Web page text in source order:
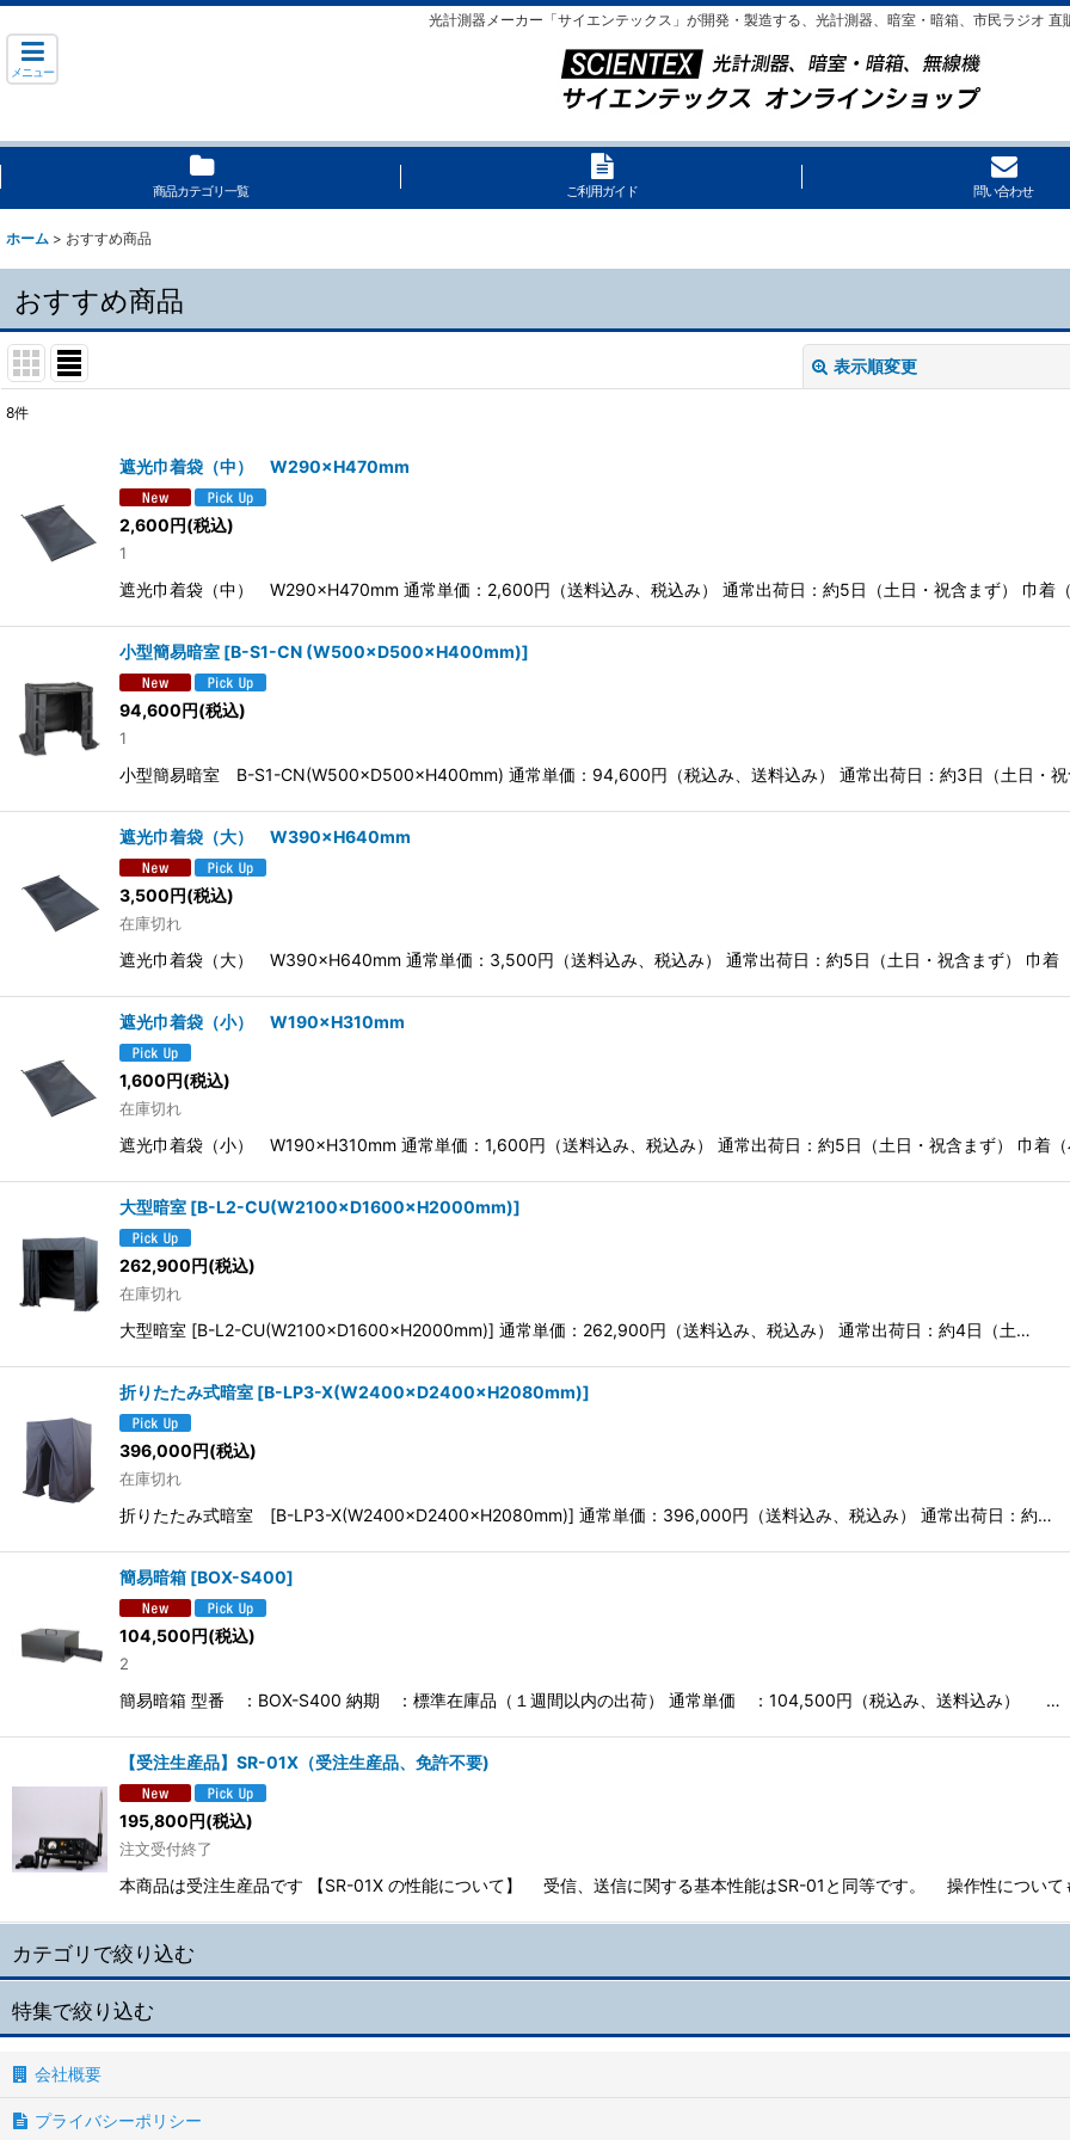
光計測器メーカー「サイエンテックス」が開発・製造する、光計測器、暗室・暗箱、市民ラジオ 直
メニュー
商品カテゴリ一覧 ご利用ガイド 問い合わせ
ホーム > おすすめ商品
おすすめ商品
表示順変更
並び順
8件
遮光巾着袋（中） W290×H470mm
2,600円(税込)
1
遮光巾着袋（中） W290×H470mm 通常単価：2,600円（送料込み、税込み） 通常出荷日：約5日（土日・祝含まず） 巾着
小型簡易暗室 [B-S1-CN (W500×D500×H400mm)]
94,600円(税込)
1
小型簡易暗室 B-S1-CN(W500×D500×H400mm) 通常単価：94,600円（税込み、送料込み） 通常出荷日：約3日（土日・
遮光巾着袋（大） W390×H640mm
3,500円(税込)
在庫切れ
遮光巾着袋（大） W390×H640mm 通常単価：3,500円（送料込み、税込み） 通常出荷日：約5日（土日・祝含まず） 巾着
遮光巾着袋（小） W190×H310mm
1,600円(税込)
在庫切れ
遮光巾着袋（小） W190×H310mm 通常単価：1,600円（送料込み、税込み） 通常出荷日：約5日（土日・祝含まず） 巾着
大型暗室 [B-L2-CU(W2100×D1600×H2000mm)]
262,900円(税込)
在庫切れ
大型暗室 [B-L2-CU(W2100×D1600×H2000mm)] 通常単価：262,900円（送料込み、税込み） 通常出荷日：約4日（土…
折りたたみ式暗室 [B-LP3-X(W2400×D2400×H2080mm)]
396,000円(税込)
在庫切れ
折りたたみ式暗室 [B-LP3-X(W2400×D2400×H2080mm)] 通常単価：396,000円（送料込み、税込み） 通常出荷日：約…
簡易暗箱 [BOX-S400]
104,500円(税込)
2
簡易暗箱 型番 ：BOX-S400 納期 ：標準在庫品（１週間以内の出荷） 通常単価 ：104,500円（税込み、送料込み） …
【受注生産品】SR-01X（受注生産品、免許不要)
195,800円(税込)
注文受付終了
本商品は受注生産品です 【SR-01X の性能について】 受信、送信に関する基本性能はSR-01と同等です。 操作性につい
カテゴリで絞り込む
市民ラジオ
高感度光センサ
超高感度光センサ
特集で絞り込む
小型暗室
会社概要
プライバシーポリシー